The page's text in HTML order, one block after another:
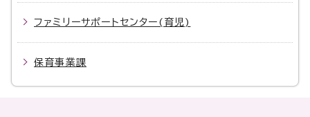
ファミリーサポートセンター(育児)
保育事業課